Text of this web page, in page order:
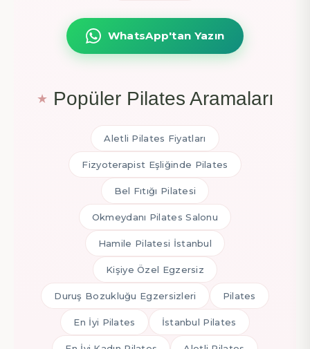
WhatsApp'tan Yazın
Popüler Pilates Aramaları
Aletli Pilates Fiyatları
Fizyoterapist Eşliğinde Pilates
Bel Fıtığı Pilatesi
Okmeydanı Pilates Salonu
Hamile Pilatesi İstanbul
Kişiye Özel Egzersiz
Duruş Bozukluğu Egzersizleri Pilates
En İyi Pilates İstanbul Pilates